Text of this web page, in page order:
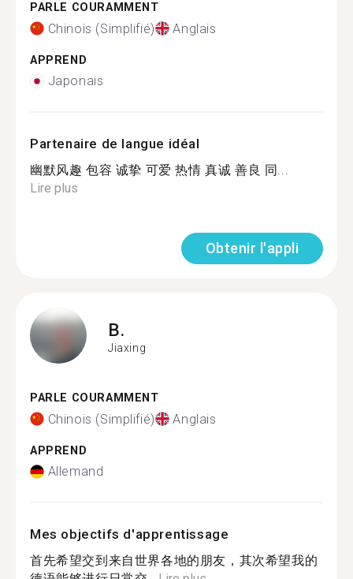
PARLE COURAMMENT
Chinois (Simplifié) Anglais
APPREND
Japonais
Partenaire de langue idéal
幽默风趣 包容 诚挚 可爱 热情 真诚 善良 同...
Lire plus
Obtenir l'appli
B.
Jiaxing
PARLE COURAMMENT
Chinois (Simplifié) Anglais
APPREND
Allemand
Mes objectifs d'apprentissage
首先希望交到来自世界各地的朋友，其次希望我的